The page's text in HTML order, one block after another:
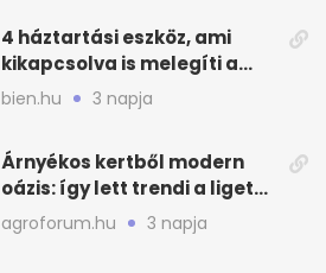
4 háztartási eszköz, ami
kikapcsolva is melegíti a
lakást
bien.hu 3 napja
Árnyékos kertből modern
oázis: így lett trendi a ligetes
zöld
agroforum.hu 3 napja